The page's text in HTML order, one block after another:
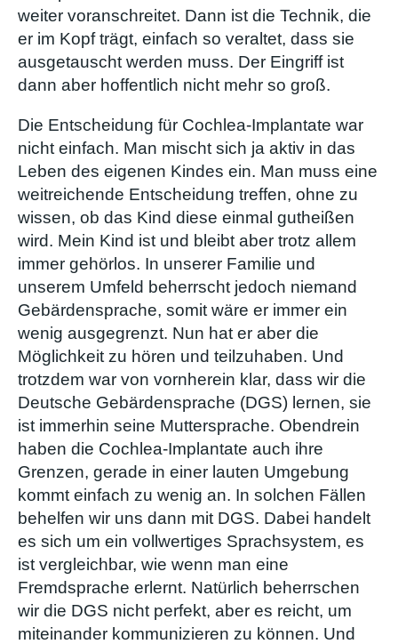
weiter voranschreitet. Dann ist die Technik, die
er im Kopf trägt, einfach so veraltet, dass sie
ausgetauscht werden muss. Der Eingriff ist
dann aber hoffentlich nicht mehr so groß.
Die Entscheidung für Cochlea-Implantate war
nicht einfach. Man mischt sich ja aktiv in das
Leben des eigenen Kindes ein. Man muss eine
weitreichende Entscheidung treffen, ohne zu
wissen, ob das Kind diese einmal gutheißen
wird. Mein Kind ist und bleibt aber trotz allem
immer gehörlos. In unserer Familie und
unserem Umfeld beherrscht jedoch niemand
Gebärdensprache, somit wäre er immer ein
wenig ausgegrenzt. Nun hat er aber die
Möglichkeit zu hören und teilzuhaben. Und
trotzdem war von vornherein klar, dass wir die
Deutsche Gebärdensprache (DGS) lernen, sie
ist immerhin seine Muttersprache. Obendrein
haben die Cochlea-Implantate auch ihre
Grenzen, gerade in einer lauten Umgebung
kommt einfach zu wenig an. In solchen Fällen
behelfen wir uns dann mit DGS. Dabei handelt
es sich um ein vollwertiges Sprachsystem, es
ist vergleichbar, wie wenn man eine
Fremdsprache erlernt. Natürlich beherrschen
wir die DGS nicht perfekt, aber es reicht, um
miteinander kommunizieren zu können. Und